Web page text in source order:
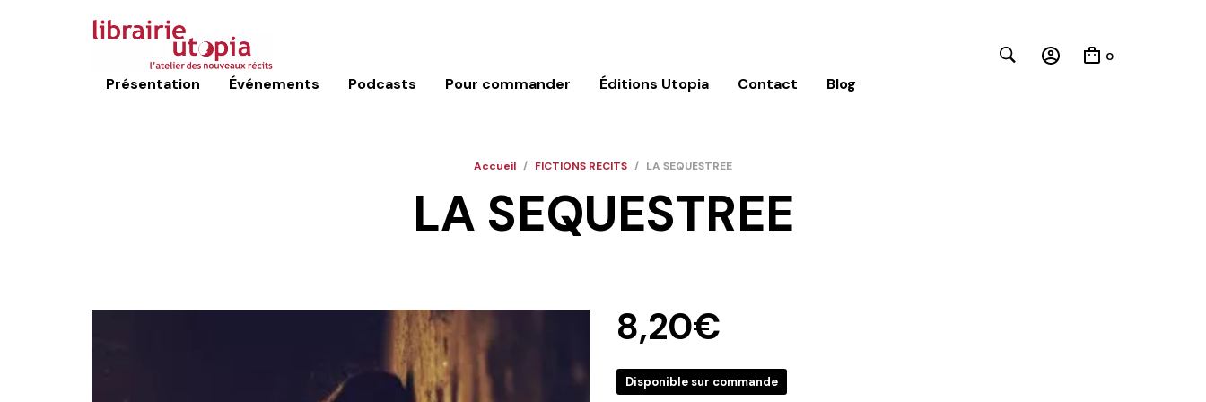
Présentation Événements Podcasts Pour commander Éditions Utopia Contact Blog
0
Accueil / FICTIONS RECITS / LA SEQUESTREE
LA SEQUESTREE
8,20€
Disponible sur commande